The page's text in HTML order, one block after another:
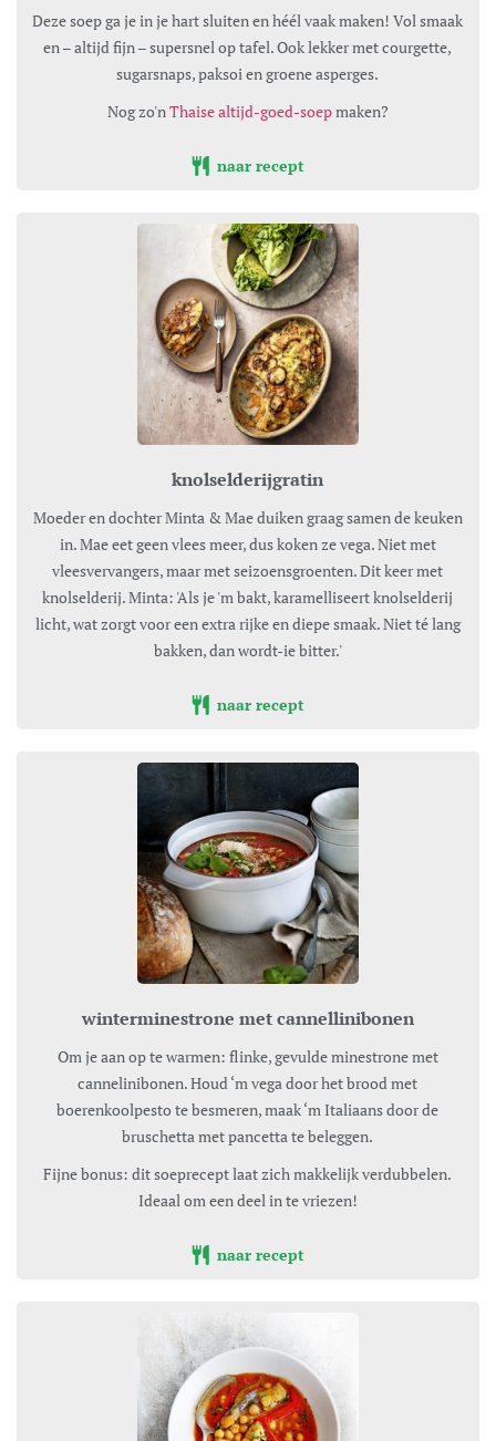
Deze soep ga je in je hart sluiten en héél vaak maken! Vol smaak
en – altijd fijn – supersnel op tafel. Ook lekker met courgette,
sugarsnaps, paksoi en groene asperges.
Nog zo'nThaise altijd-goed-soepmaken?
naar recept
knolselderijgratin
Moeder en dochter Minta & Mae duiken graag samen de keuken
in. Mae eet geen vlees meer, dus koken ze vega. Niet met
vleesvervangers, maar met seizoensgroenten. Dit keer met
knolselderij. Minta: 'Als je 'm bakt, karamelliseert knolselderij
licht, wat zorgt voor een extra rijke en diepe smaak. Niet té lang
bakken, dan wordt-ie bitter.'
naar recept
winterminestrone met cannellinibonen
Om je aan op te warmen: flinke, gevulde minestrone met
cannelinibonen. Houd ‘m vega door het brood met
boerenkoolpesto te besmeren, maak ‘m Italiaans door de
bruschetta met pancetta te beleggen.
Fijne bonus: dit soeprecept laat zich makkelijk verdubbelen.
Ideaal om een deel in te vriezen!
naar recept